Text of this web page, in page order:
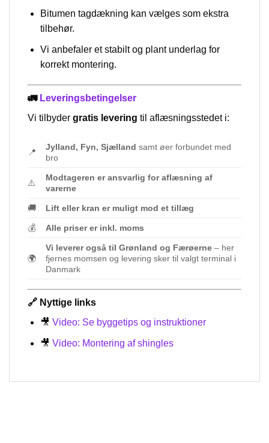
Bitumen tagdækning kan vælges som ekstra
tilbehør.
Vi anbefaler et stabilt og plant underlag for
korrekt montering.
🚛 Leveringsbetingelser
Vi tilbyder gratis levering til aflæsningsstedet i:
📍
Jylland, Fyn, Sjælland samt øer forbundet med
bro
⚠️
Modtageren er ansvarlig for aflæsning af
varerne
🚚 Lift eller kran er muligt mod et tillæg
💰 Alle priser er inkl. moms
🌍
Vi leverer også til Grønland og Færøerne – her
fjernes momsen og levering sker til valgt terminal i
Danmark
🔗 Nyttige links
🎥 Video: Se byggetips og instruktioner
🎥 Video: Montering af shingles